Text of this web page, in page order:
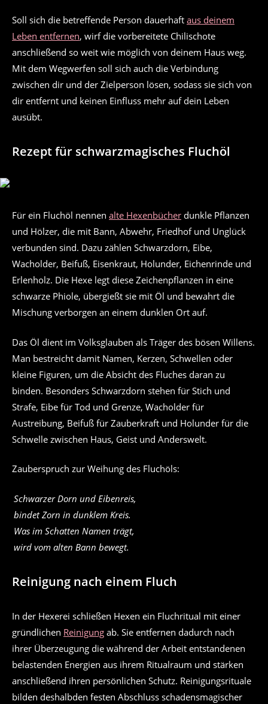
Soll sich die betreffende Person dauerhaft aus deinem
Leben entfernen, wirf die vorbereitete Chilischote
anschließend so weit wie möglich von deinem Haus weg.
Mit dem Wegwerfen soll sich auch die Verbindung
zwischen dir und der Zielperson lösen, sodass sie sich von
dir entfernt und keinen Einfluss mehr auf dein Leben
ausübt.
Rezept für schwarzmagisches Fluchöl
Für ein Fluchöl nennen alte Hexenbücher dunkle Pflanzen
und Hölzer, die mit Bann, Abwehr, Friedhof und Unglück
verbunden sind. Dazu zählen Schwarzdorn, Eibe,
Wacholder, Beifuß, Eisenkraut, Holunder, Eichenrinde und
Erlenholz. Die Hexe legt diese Zeichenpflanzen in eine
schwarze Phiole, übergießt sie mit Öl und bewahrt die
Mischung verborgen an einem dunklen Ort auf.
Das Öl dient im Volksglauben als Träger des bösen Willens.
Man bestreicht damit Namen, Kerzen, Schwellen oder
kleine Figuren, um die Absicht des Fluches daran zu
binden. Besonders Schwarzdorn stehen für Stich und
Strafe, Eibe für Tod und Grenze, Wacholder für
Austreibung, Beifuß für Zauberkraft und Holunder für die
Schwelle zwischen Haus, Geist und Anderswelt.
Zauberspruch zur Weihung des Fluchöls:
Schwarzer Dorn und Eibenreis,
bindet Zorn in dunklem Kreis.
Was im Schatten Namen trägt,
wird vom alten Bann bewegt.
Reinigung nach einem Fluch
In der Hexerei schließen Hexen ein Fluchritual mit einer
gründlichen Reinigung ab. Sie entfernen dadurch nach
ihrer Überzeugung die während der Arbeit entstandenen
belastenden Energien aus ihrem Ritualraum und stärken
anschließend ihren persönlichen Schutz. Reinigungsrituale
bilden deshalbden festen Abschluss schadensmagischer